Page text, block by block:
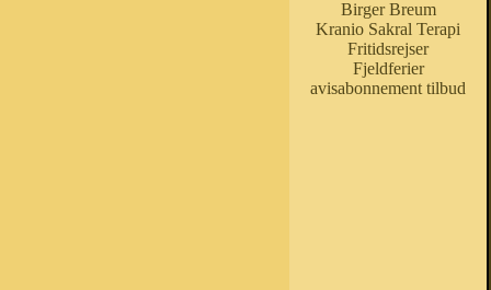
Birger Breum
Kranio Sakral Terapi
Fritidsrejser
Fjeldferier
avisabonnement tilbud